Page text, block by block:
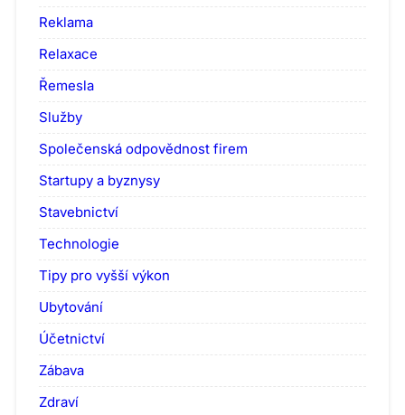
Reklama
Relaxace
Řemesla
Služby
Společenská odpovědnost firem
Startupy a byznysy
Stavebnictví
Technologie
Tipy pro vyšší výkon
Ubytování
Účetnictví
Zábava
Zdraví